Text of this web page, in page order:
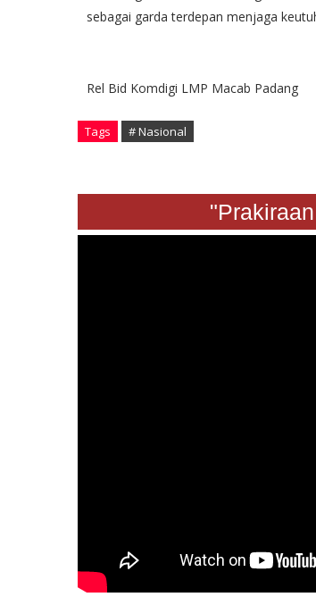
sebagai garda terdepan menjaga
Rel Bid Komdigi LMP Macab Padang
Tags # Nasional
"Prakiraan